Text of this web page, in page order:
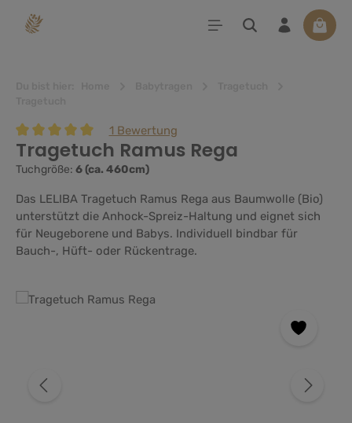
springen
Durchschnittliche Bewertung von 5 von 5 Sternen
1 Bewertung
Tragetuch Ramus Rega
Tuchgröße: 6 (ca. 460cm)
Das LELIBA Tragetuch Ramus Rega aus Baumwolle (Bio)
unterstützt die Anhock-Spreiz-Haltung und eignet sich
für Neugeborene und Babys. Individuell bindbar für
Bauch-, Hüft- oder Rückentrage.
Bildergalerie überspringen